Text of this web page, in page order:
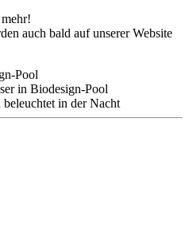
auch bald auf unserer Website